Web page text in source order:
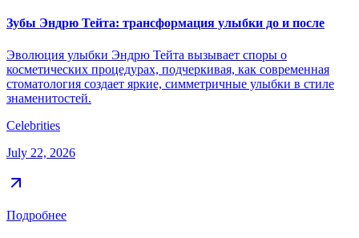
Зубы Эндрю Тейта: трансформация улыбки до и после
Эволюция улыбки Эндрю Тейта вызывает споры о
косметических процедурах, подчеркивая, как современная
стоматология создает яркие, симметричные улыбки в стиле
знаменитостей.
Celebrities
July 22, 2026
Подробнее